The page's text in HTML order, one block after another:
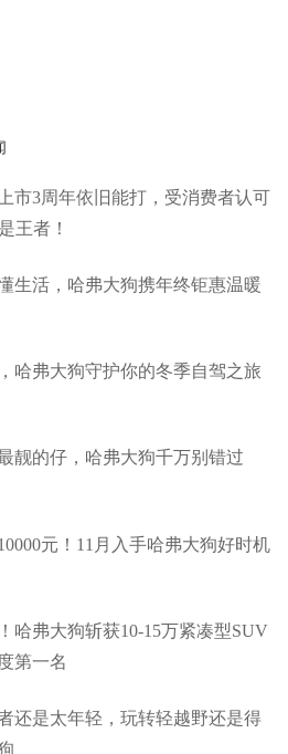
市3周年依旧能打，受消费者认可
王者！
生活，哈弗大狗携年终钜惠温暖
哈弗大狗守护你的冬季自驾之旅
靓的仔，哈弗大狗千万别错过
元！11月入手哈弗大狗好时机
哈弗大狗斩获10-15万紧凑型SUV
第一名
还是太年轻，玩转轻越野还是得